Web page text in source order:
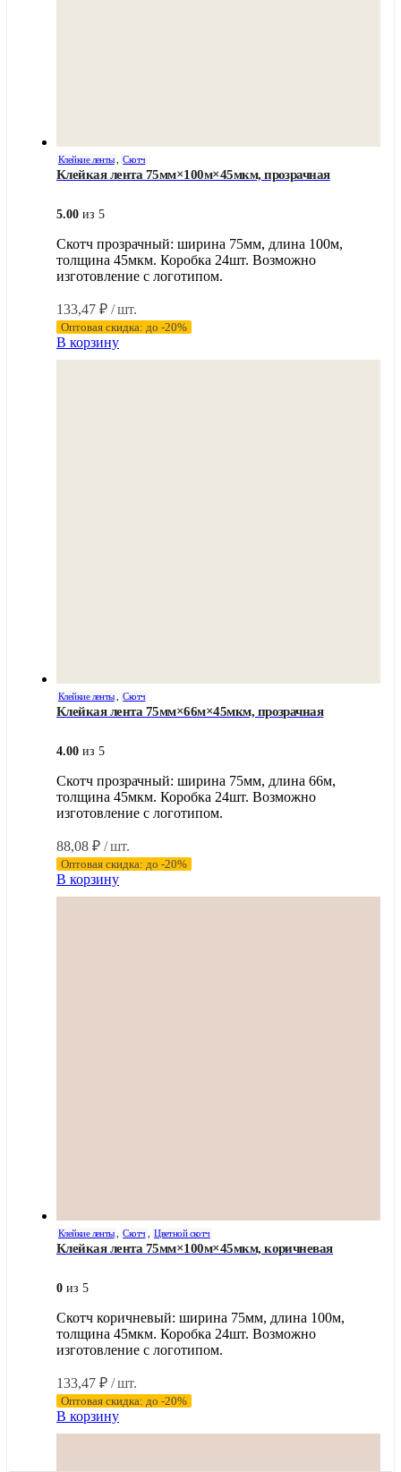
Клейкие ленты, Скотч
Клейкая лента 75мм×100м×45мкм, прозрачная
5.00 из 5
Скотч прозрачный: ширина 75мм, длина 100м,
толщина 45мкм. Коробка 24шт. Возможно
изготовление с логотипом.
133,47 ₽ / шт.
Оптовая скидка: до -20%
В корзину
Клейкие ленты, Скотч
Клейкая лента 75мм×66м×45мкм, прозрачная
4.00 из 5
Скотч прозрачный: ширина 75мм, длина 66м,
толщина 45мкм. Коробка 24шт. Возможно
изготовление с логотипом.
88,08 ₽ / шт.
Оптовая скидка: до -20%
В корзину
Клейкие ленты, Скотч , Цветной скотч
Клейкая лента 75мм×100м×45мкм, коричневая
0 из 5
Скотч коричневый: ширина 75мм, длина 100м,
толщина 45мкм. Коробка 24шт. Возможно
изготовление с логотипом.
133,47 ₽ / шт.
Оптовая скидка: до -20%
В корзину